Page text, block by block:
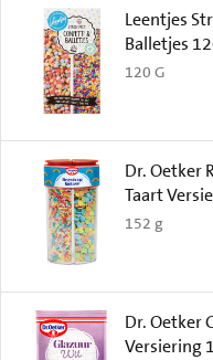
Leentjes
Balletjes
120 G
Dr. Oetker
Taart
152 g
Dr. Oetker
Versiering